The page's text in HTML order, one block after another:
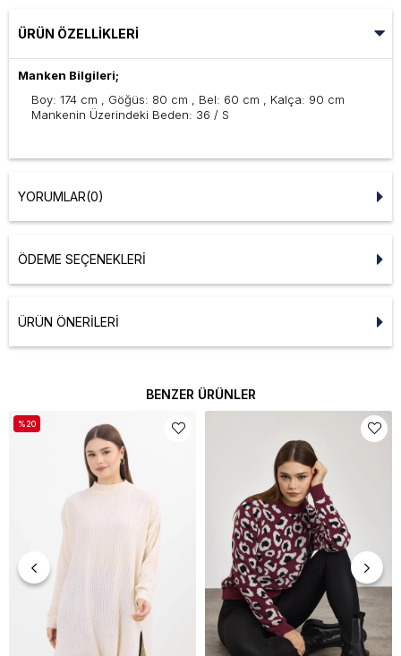
ÜRÜN ÖZELLIKLERI
Manken Bilgileri;
Boy: 174 cm , Göğüs: 80 cm , Bel: 60 cm , Kalça: 90 cm
Mankenin Üzerindeki Beden: 36 / S
YORUMLAR(0)
ÖDEME SEÇENEKLERI
ÜRÜN ÖNERILERI
BENZER ÜRÜNLER
%20